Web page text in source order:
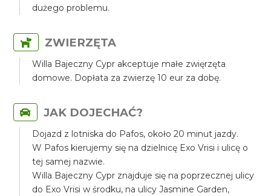
dużego problemu.
ZWIERZĘTA
Willa Bajeczny Cypr akceptuje małe zwięrzęta
domowe. Dopłata za zwierzę 10 eur za dobę.
JAK DOJECHAĆ?
Dojazd z lotniska do Pafos, około 20 minut jazdy.
W Pafos kierujemy się na dzielnicę Exo Vrisi i ulicę o
tej samej nazwie.
Willa Bajeczny Cypr znajduje się na poprzecznej ulicy
do Exo Vrisi w środku, na ulicy Jasmine Garden,